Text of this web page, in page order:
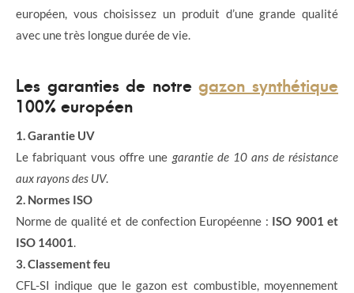
européen, vous choisissez un produit d’une grande qualité
avec une très longue durée de vie.
Les garanties de notregazon synthétique
100% européen
1. Garantie UV
Le fabriquant vous offre une garantie de 10 ans de résistance
aux rayons des UV.
2. Normes ISO
Norme de qualité et de confection Européenne : ISO 9001 et
ISO 14001
3. Classement feu
CFL-SI indique que le gazon est combustible, moyennement